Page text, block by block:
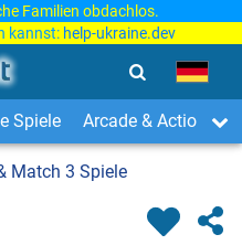
Familien obdachlos.
kannst: help-ukraine.dev
Spiele Arcade & Action
Match 3 Spiele